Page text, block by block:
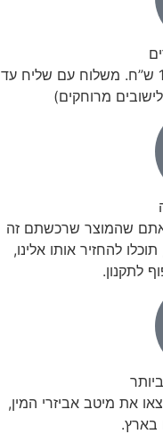
משלוח אקספרס חינם בהזמנה מעל 199 ש”ח. משלוח עם שליח עד
שהמוצר שרכשתם זה
להחזיר אותו אלינו,
לתקנון.
את מיטב אביזרי המין,
בארץ.